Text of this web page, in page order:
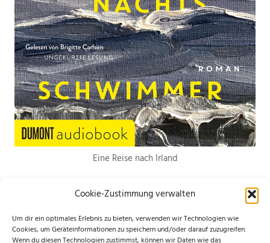
Cookie-Zustimmung verwalten
Um dir ein optimales Erlebnis zu bieten, verwenden wir Technologien wie
Cookies, um Geräteinformationen zu speichern und/oder darauf zuzugreifen.
Wenn du diesen Technologien zustimmst, können wir Daten wie das
Eine Reise nach Irland